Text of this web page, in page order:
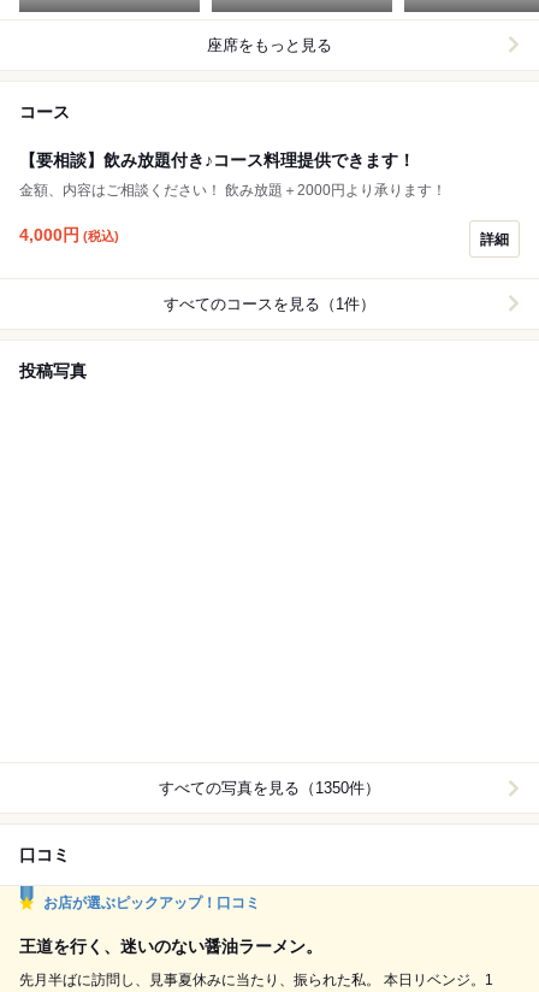
座席をもっと見る
コース
【要相談】飲み放題付き♪コース料理提供できます！
金額、内容はご相談ください！ 飲み放題＋2000円より承ります！
4,000円 (税込) 詳細
すべてのコースを見る（1件）
投稿写真
すべての写真を見る（1350件）
口コミ
お店が選ぶピックアップ！口コミ
王道を行く、迷いのない醤油ラーメン。
先月半ばに訪問し、見事夏休みに当たり、振られた私。 本日リベンジ。1